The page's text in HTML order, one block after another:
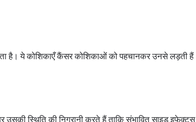
है। ये कोशिकाएँ कैंसर कोशिकाओं को पहचानकर उनसे लड़ती हैं